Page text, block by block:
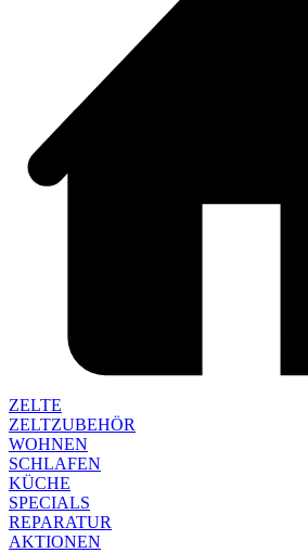
ZELTE
ZELTZUBEHÖR
WOHNEN
SCHLAFEN
KÜCHE
SPECIALS
REPARATUR
AKTIONEN